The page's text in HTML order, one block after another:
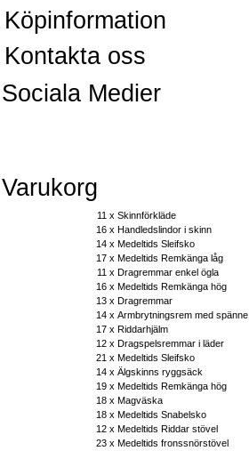
Köpinformation
Kontakta oss
Sociala Medier
Varukorg
11 x Skinnförkläde
16 x Handledslindor i skinn
14 x Medeltids Sleifsko
17 x Medeltids Remkänga låg
11 x Dragremmar enkel ögla
16 x Medeltids Remkänga hög
13 x Dragremmar
14 x Armbrytningsrem med spänne
17 x Riddarhjälm
12 x Dragspelsremmar i läder
21 x Medeltids Sleifsko
14 x Älgskinns ryggsäck
19 x Medeltids Remkänga hög
18 x Magväska
18 x Medeltids Snabelsko
12 x Medeltids Riddar stövel
23 x Medeltids fronssnörstövel